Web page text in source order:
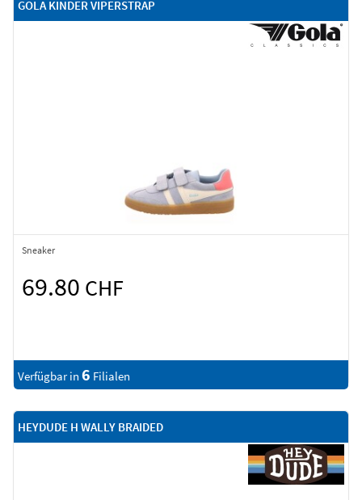
GOLA KINDER VIPERSTRAP
Sneaker
69.80 CHF
Verfügbar in 6 Filialen
HEYDUDE H WALLY BRAIDED